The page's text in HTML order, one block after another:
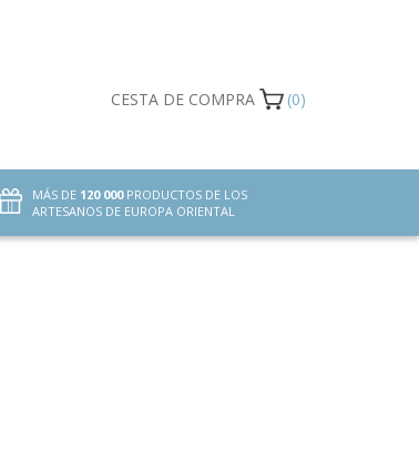
CESTA DE COMPRA (0)
MÁS DE 120 000PRODUCTOS DE LOS
ARTESANOS DE EUROPA ORIENTAL